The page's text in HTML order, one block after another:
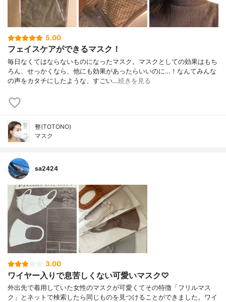
5.00
フェイスケアができるマスク！
毎日なくてはならないものになったマスク。マスクとしての効果はもち
ろん、せっかくなら、他にも効果があったらいいのに…！なんてみんな
の声をカタチにしたような、すごい…続きを見る
整(TOTONO)
マスク
sa2424
3.00
ワイヤー入りで息苦しくない可愛いマスク♡
外出先で着用していた女性のマスクが可愛くてその特徴「フリルマス
ク」とネットで検索したら同じものを見つけることができました。ワイ